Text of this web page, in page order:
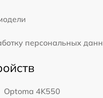
персональных
Optoma 4K550